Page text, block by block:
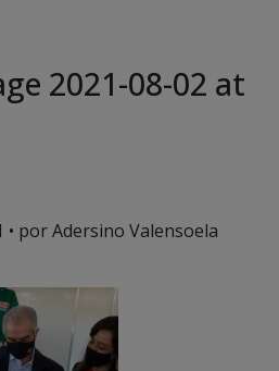
2021-08-02 at
• por Adersino Valensoela